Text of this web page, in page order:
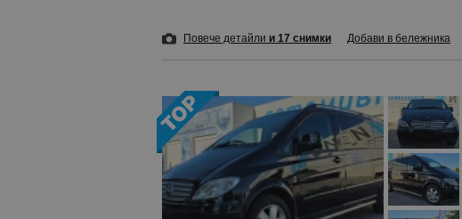
Повече детайли и 17 снимки Добави в бележника